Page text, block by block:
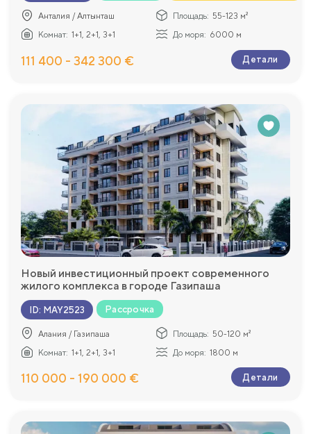
Анталия / Алтынташ Площадь: 55-123 м²
Комнат: 1+1, 2+1, 3+1 До моря: 6000 м
111 400 - 342 300 € Детали
Новый инвестиционный проект современного
жилого комплекса в городе Газипаша
ID: MAY2523 Рассрочка
Алания / Газипаша Площадь: 50-120 м²
Комнат: 1+1, 2+1, 3+1 До моря: 1800 м
110 000 - 190 000 € Детали